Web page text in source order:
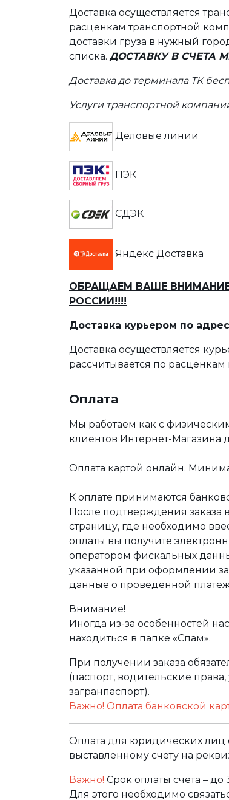
Доставка осуществляется
расценкам транспортной
доставки груза в нужный
списка. ДОСТАВКУ В СЧЕТА
Доставка до терминала ТК
Услуги транспортной
Деловые линии
ПЭК
СДЭК
Яндекс Доставка
ОБРАЩАЕМ ВАШЕ
РОССИИ!!!!
Доставка курьером по
Доставка осуществляется
рассчитывается по
Оплата
Мы работаем как с
клиентов Интернет-Магазина
Оплата картой онлайн.
К оплате принимаются
После подтверждения
страницу, где необходимо
оплаты вы получите
оператором фискальных
указанной при оформлении
данные о проведенной
Внимание!
Иногда из-за особенностей
находиться в папке «Спам».
При получении заказа
(паспорт, водительские
загранпаспорт).
Важно! Оплата банковской
Оплата для юридических лиц
выставленному счету на
Важно! Срок оплаты счета –
Для этого необходимо